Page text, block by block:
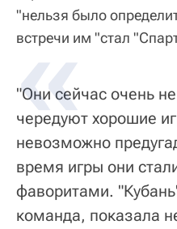
"нельзя было
встречи им "стал
"Они сейчас очень
чередуют хорошие
невозможно
время игры они
фаворитами.
команда, показала